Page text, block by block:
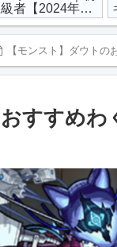
者【2024年最
【モンスト】ダウト
すすめ